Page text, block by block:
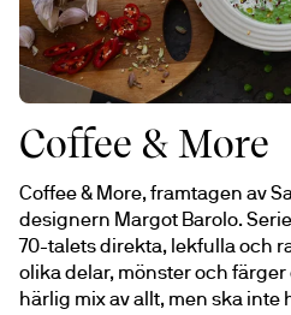
Coffee & More
Coffee & More, framtagen av
designern Margot Barolo.
70-talets direkta, lekfulla och
olika delar, mönster och
härlig mix av allt, men ska